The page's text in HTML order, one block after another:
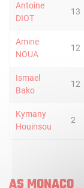
Antoine
DIOT
13
Amine
NOUA
12
Ismael
Bako
12
Kymany
Houinsou
2